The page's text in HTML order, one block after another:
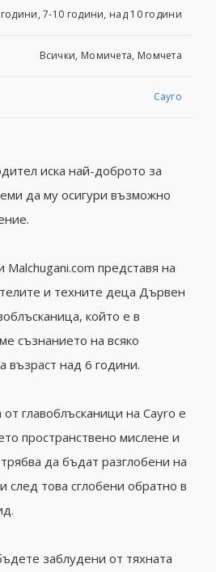
7-10 години, над 10 години
Всички, Момичета, Момчета
Cayro
иска най-доброто за
да му осигури възможно
представя на
и техните деца Дървен
който е в
съзнанието на всяко
възраст над 6 години.
главоблъсканици на Cayro е
пространствено мислене и
да бъдат разглобени на
след това сглобени обратно в
заблудени от тяхната